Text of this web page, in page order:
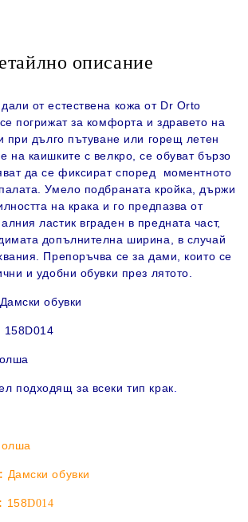
описание
от естествена кожа от Dr Orto
погрижат за комфорта и здравето на
при дълго пътуване или горещ летен
на каишките с велкро, се обуват бързо
да се фиксират според моментното
Умело подбраната кройка, държи
на крака и го предпазва от
ластик вграден в предната част,
допълнителна ширина, в случай
Препоръчва се за дами, които се
и удобни обувки през лятото.
Дамскиобувки
158D014
подходящ за всеки тип крак
Дамски обувки
158D014